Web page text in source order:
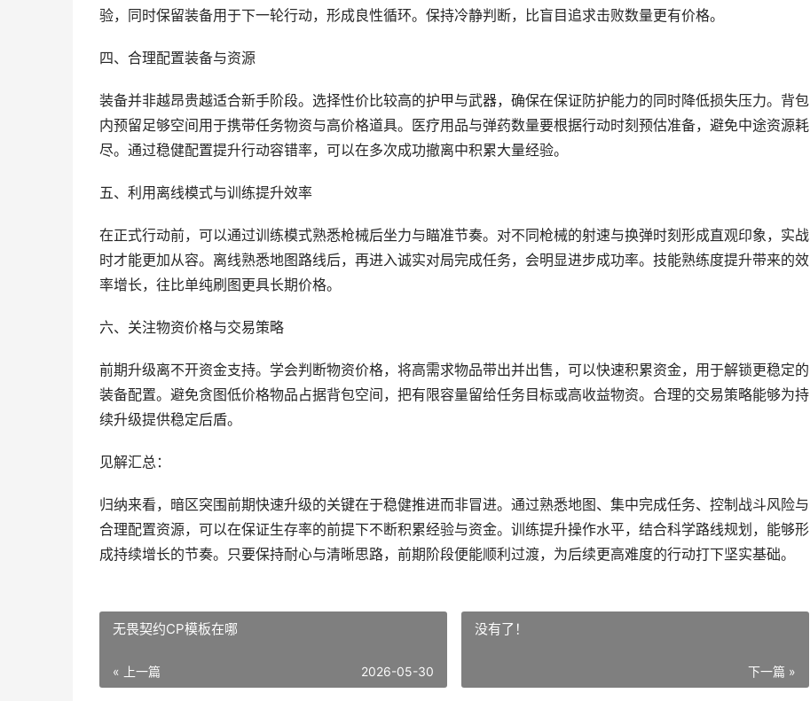
验，同时保留装备用于下一轮行动，形成良性循环。保持冷静判断，比盲目追求击败数量更有价格。
四、合理配置装备与资源
装备并非越昂贵越适合新手阶段。选择性价比较高的护甲与武器，确保在保证防护能力的同时降低损失压力。背包
内预留足够空间用于携带任务物资与高价格道具。医疗用品与弹药数量要根据行动时刻预估准备，避免中途资源耗
尽。通过稳健配置提升行动容错率，可以在多次成功撤离中积累大量经验。
五、利用离线模式与训练提升效率
在正式行动前，可以通过训练模式熟悉枪械后坐力与瞄准节奏。对不同枪械的射速与换弹时刻形成直观印象，实战
时才能更加从容。离线熟悉地图路线后，再进入诚实对局完成任务，会明显进步成功率。技能熟练度提升带来的效
率增长，往比单纯刷图更具长期价格。
六、关注物资价格与交易策略
前期升级离不开资金支持。学会判断物资价格，将高需求物品带出并出售，可以快速积累资金，用于解锁更稳定的
装备配置。避免贪图低价格物品占据背包空间，把有限容量留给任务目标或高收益物资。合理的交易策略能够为持
续升级提供稳定后盾。
见解汇总：
归纳来看，暗区突围前期快速升级的关键在于稳健推进而非冒进。通过熟悉地图、集中完成任务、控制战斗风险与
合理配置资源，可以在保证生存率的前提下不断积累经验与资金。训练提升操作水平，结合科学路线规划，能够形
成持续增长的节奏。只要保持耐心与清晰思路，前期阶段便能顺利过渡，为后续更高难度的行动打下坚实基础。
无畏契约CP模板在哪
« 上一篇 2026-05-30
没有了！
下一篇 »